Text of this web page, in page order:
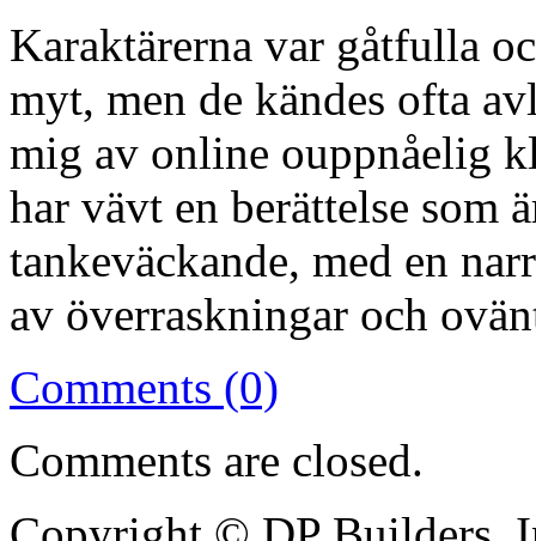
Karaktärerna var gåtfulla
myt, men de kändes ofta
mig av online ouppnåelig
har vävt en berättelse som
tankeväckande, med en
av överraskningar och
Comments (0)
Comments are closed.